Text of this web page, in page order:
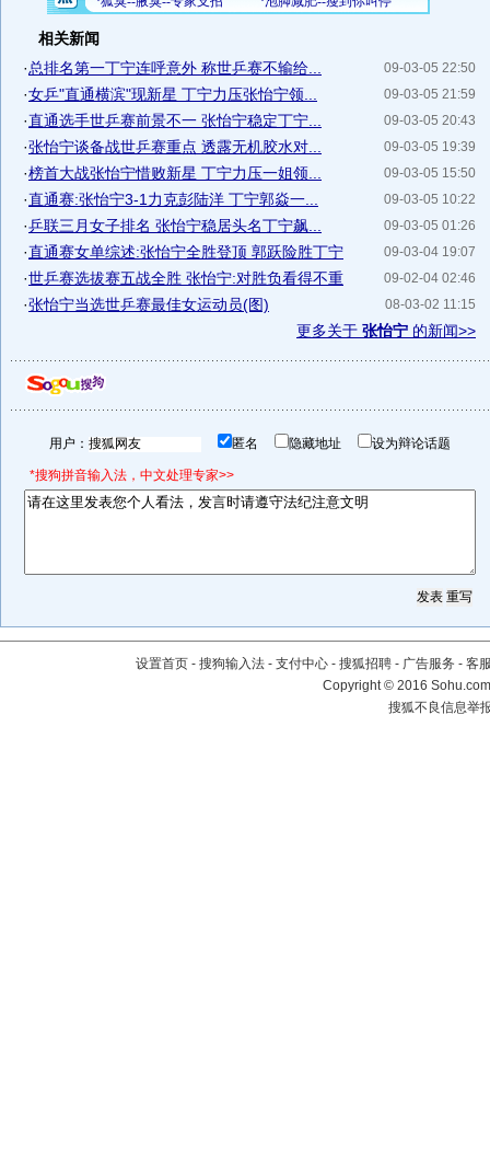
相关新闻
09-03-05 22:50
·总排名第一丁宁连呼意外 称世乒赛不输给...
09-03-05 21:59
·女乒"直通横滨"现新星 丁宁力压张怡宁领...
09-03-05 20:43
·直通选手世乒赛前景不一 张怡宁稳定丁宁...
09-03-05 19:39
·张怡宁谈备战世乒赛重点 透露无机胶水对...
09-03-05 15:50
·榜首大战张怡宁惜败新星 丁宁力压一姐领...
09-03-05 10:22
·直通赛:张怡宁3-1力克彭陆洋 丁宁郭焱一...
09-03-05 01:26
·乒联三月女子排名 张怡宁稳居头名丁宁飙...
09-03-04 19:07
·直通赛女单综述:张怡宁全胜登顶 郭跃险胜丁宁
09-02-04 02:46
·世乒赛选拔赛五战全胜 张怡宁:对胜负看得不重
08-03-02 11:15
·张怡宁当选世乒赛最佳女运动员(图)
更多关于 张怡宁 的新闻>>
用户： 匿名 隐藏地址 设为辩论话题
*搜狗拼音输入法，中文处理专家>>
设置首页 - 搜狗输入法 - 支付中心 - 搜狐招聘 - 广告服务 - 客
Copyright©2016
搜狐不良信息举